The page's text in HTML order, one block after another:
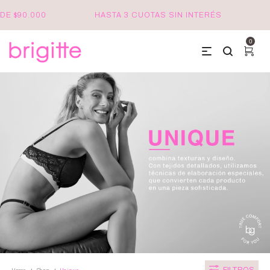
$90.000 HASTA 3 CUOTAS SIN INTERÉS
0